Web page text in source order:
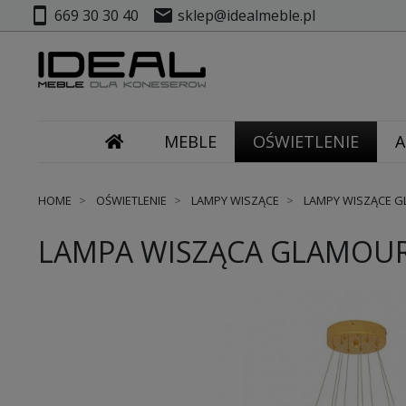
smartphone 669 30 30 40 mail sklep@idealmeble.pl
MEBLE OŚWIETLENIE
HOME OŚWIETLENIE LAMPY WISZĄCE LAMPY WISZĄCE
LAMPA WISZĄCA